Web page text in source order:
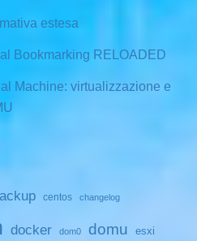
estesa
Bookmarking RELOADED
Machine: virtualizzazione e
centos changelog
docker dom0 domu esxi